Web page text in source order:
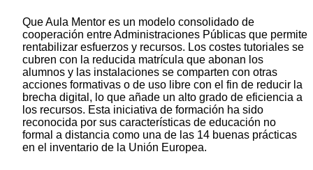
Que Aula Mentor es un modelo consolidado de
cooperación entre Administraciones Públicas que permite
rentabilizar esfuerzos y recursos. Los costes tutoriales se
cubren con la reducida matrícula que abonan los
alumnos y las instalaciones se comparten con otras
acciones formativas o de uso libre con el fin de reducir la
brecha digital, lo que añade un alto grado de eficiencia a
los recursos. Esta iniciativa de formación ha sido
reconocida por sus características de educación no
formal a distancia como una de las 14 buenas prácticas
en el inventario de la Unión Europea.